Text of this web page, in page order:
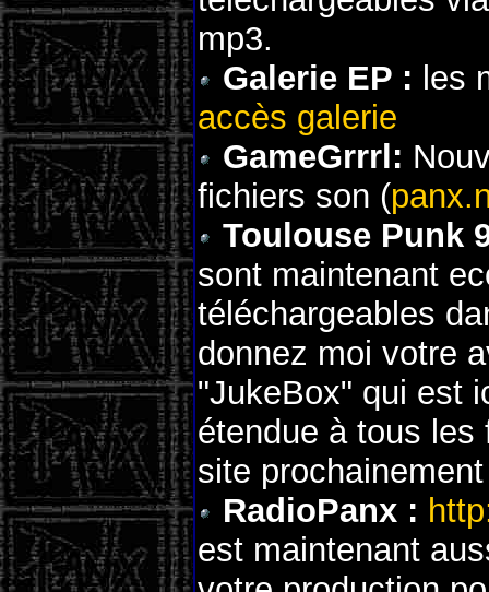
mp3.
Galerie EP : les
accès galerie
GameGrrrl:
fichiers son (
Toulouse Punk
sont maintenant
téléchargeables
donnez moi votre
"JukeBox" qui est
étendue à tous
site prochainement
RadioPanx :
est maintenant